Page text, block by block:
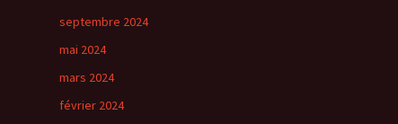
septembre 2024
mai 2024
mars 2024
février 2024